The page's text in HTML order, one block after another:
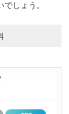
しょう。